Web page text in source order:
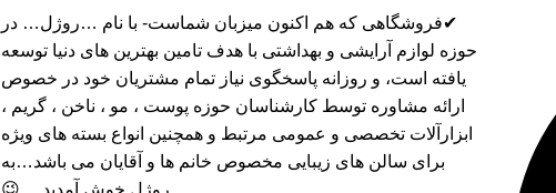
✔فروشگاهی که هم اکنون میزبان شماست- با نام …روژل… در
حوزه لوازم آرایشی و بهداشتی با هدف تامین بهترین های دنیا توسعه
یافته است، و روزانه پاسخگوی نیاز تمام مشتریان خود در خصوص
ارائه مشاوره توسط کارشناسان حوزه پوست ، مو ، ناخن ، گریم ،
ابزارآلات تخصصی و عمومی مرتبط و همچنین انواع بسته های ویژه
برای سالن های زیبایی مخصوص خانم ها و آقایان می باشد…به